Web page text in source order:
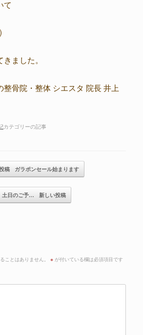
て
ました。
整骨院・整体 シエスタ 院長 井上
カテゴリーの記事
稿 ガラポンセール始まります
土日のご予… 新しい投稿
ことはありません。 ※ が付いている欄は必須項目です